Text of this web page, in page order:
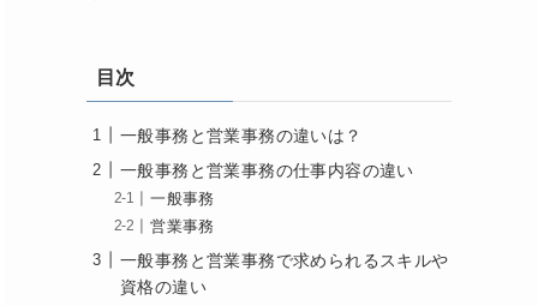
目次
一般事務と営業事務の違いは？
一般事務と営業事務の仕事内容の違い
一般事務
営業事務
一般事務と営業事務で求められるスキルや
資格の違い